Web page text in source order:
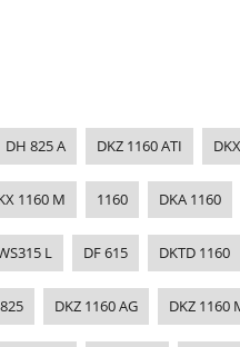
DH 825 A DKZ 1160 ATI
1160 M 1160 DKA 1160
L DF 615 DKTD 1160
825 DKZ 1160 AG DKZ 1160